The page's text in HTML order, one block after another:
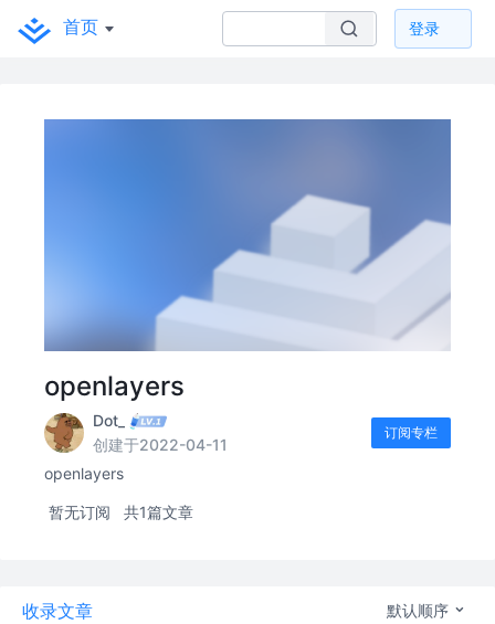
首页 登录
openlayers
Dot_
创建于2022-04-11
订阅专栏
openlayers
暂无订阅 共1篇文章
收录文章 默认顺序